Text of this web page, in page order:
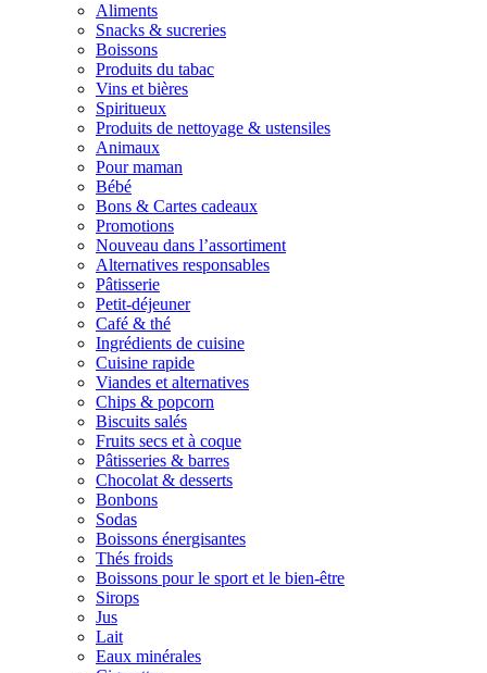
Aliments
Snacks & sucreries
Boissons
Produits du tabac
Vins et bières
Spiritueux
Produits de nettoyage & ustensiles
Animaux
Pour maman
Bébé
Bons & Cartes cadeaux
Promotions
Nouveau dans l’assortiment
Alternatives responsables
Pâtisserie
Petit-déjeuner
Café & thé
Ingrédients de cuisine
Cuisine rapide
Viandes et alternatives
Chips & popcorn
Biscuits salés
Fruits secs et à coque
Pâtisseries & barres
Chocolat & desserts
Bonbons
Sodas
Boissons énergisantes
Thés froids
Boissons pour le sport et le bien-être
Sirops
Jus
Lait
Eaux minérales